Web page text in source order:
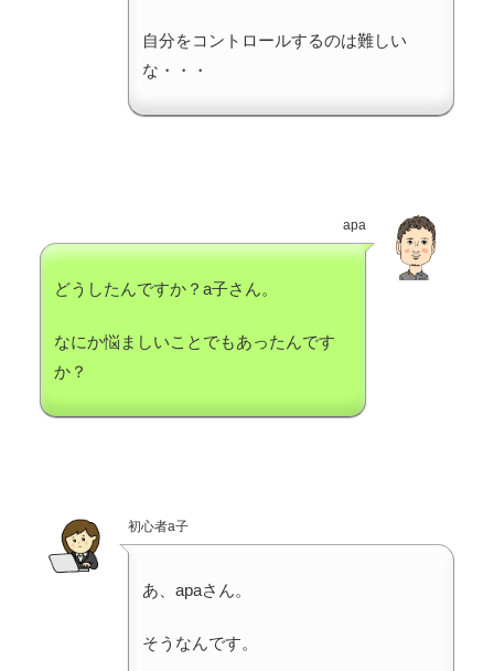
自分をコントロールするのは難しい
な・・・
apa
どうしたんですか？a子さん。
なにか悩ましいことでもあったんです
か？
初心者a子
あ、apaさん。
そうなんです。